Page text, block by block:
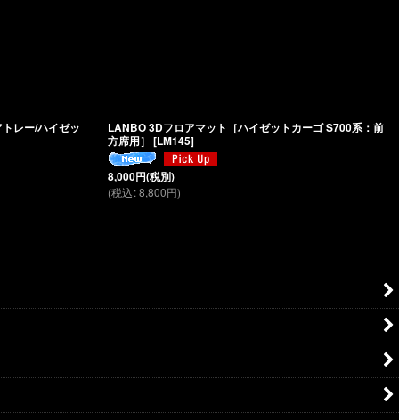
レー/ハイゼッ
LANBO 3Dフロアマット［ハイゼットカーゴ S700系：前
方席用］ [LM145]
8,000円(税別)
(税込: 8,800円)